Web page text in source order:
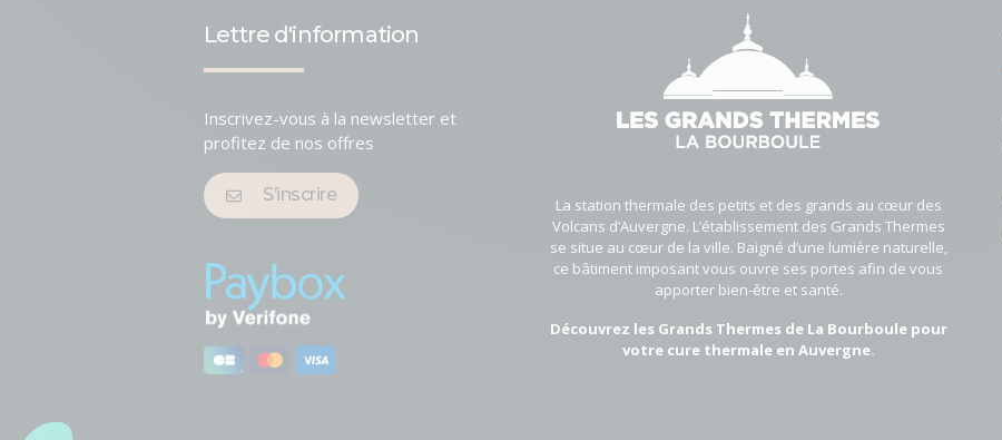
Lettre d'information
Inscrivez-vous à la newsletter et
profitez de nos offres
S’inscrire
La station thermale des petits et des grands au cœur des
Volcans d’Auvergne. L’établissement des Grands Thermes
se situe au cœur de la ville. Baigné d’une lumière naturelle,
ce bâtiment imposant vous ouvre ses portes afin de vous
apporter bien-être et santé.
Découvrez les Grands Thermes de La Bourboule pour
votre cure thermale en Auvergne.